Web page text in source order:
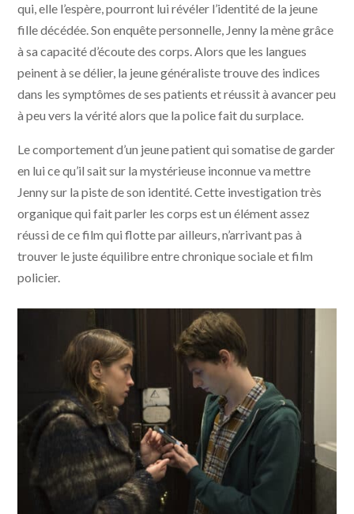
qui, elle l’espère, pourront lui révéler l’identité de la jeune
fille décédée. Son enquête personnelle, Jenny la mène grâce
à sa capacité d’écoute des corps. Alors que les langues
peinent à se délier, la jeune généraliste trouve des indices
dans les symptômes de ses patients et réussit à avancer peu
à peu vers la vérité alors que la police fait du surplace.
Le comportement d’un jeune patient qui somatise de garder
en lui ce qu’il sait sur la mystérieuse inconnue va mettre
Jenny sur la piste de son identité. Cette investigation très
organique qui fait parler les corps est un élément assez
réussi de ce film qui flotte par ailleurs, n’arrivant pas à
trouver le juste équilibre entre chronique sociale et film
policier.